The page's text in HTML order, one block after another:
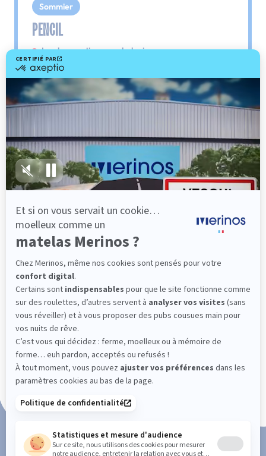
Sommier
PENCIL
Le plus : soutien morphologique
Grâce à ses 3 zones de confort, le sommier
Pencil vous assure tout son soutien. Avec les
épaules, le dos et le bassin qui reposent sur ses
lattes, vous évitez les douleurs au petit matin.
501,00 €
Découvrir
Fabrication Française
101 nuits d'essai*
Paiement en 3x ou 4x sans frais